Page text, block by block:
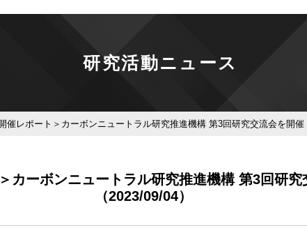
研究活動ニュース
催レポート＞カーボンニュートラル研究推進機構 第3回研究交流会を開催
カーボンニュートラル研究推進機構 第3回研
（2023/09/04）